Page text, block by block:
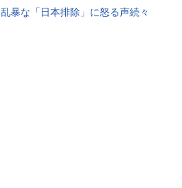
乱暴な「日本排除」に怒る声続々